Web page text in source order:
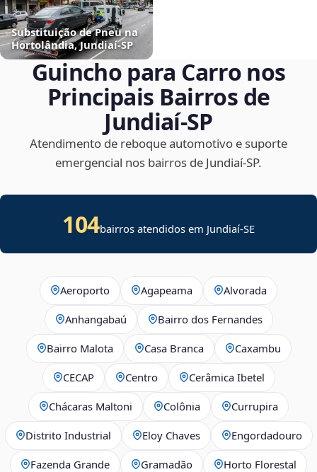
Substituição de Pneu na
Hortolândia, Jundiaí‑SP
Guincho para Carro nos
Principais Bairros de
Jundiaí‑SP
Atendimento de reboque automotivo e suporte
emergencial nos bairros de Jundiaí‑SP.
104bairros atendidos em Jundiaí-SE
Aeroporto Agapeama Alvorada
Anhangabaú Bairro dos Fernandes
Bairro Malota Casa Branca Caxambu
CECAP Centro Cerâmica Ibetel
Chácaras Maltoni Colônia Currupira
Distrito Industrial Eloy Chaves Engordadouro
Fazenda Grande Gramadão Horto Florestal